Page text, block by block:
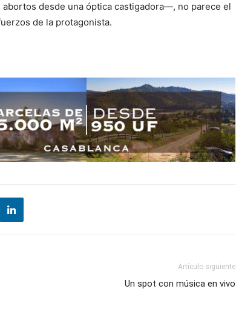
desde una óptica castigadora—, no parece el
de la protagonista.
Artículo siguiente
Un spot con música en vivo